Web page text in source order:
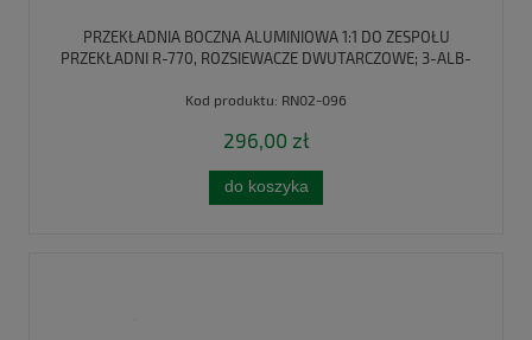
PRZEKŁADNIA BOCZNA ALUMINIOWA 1:1 DO ZESPOŁU
PRZEKŁADNI R-770, ROZSIEWACZE DWUTARCZOWE; 3-ALB-
Kod produktu: RN02-096
296,00 zł
do koszyka